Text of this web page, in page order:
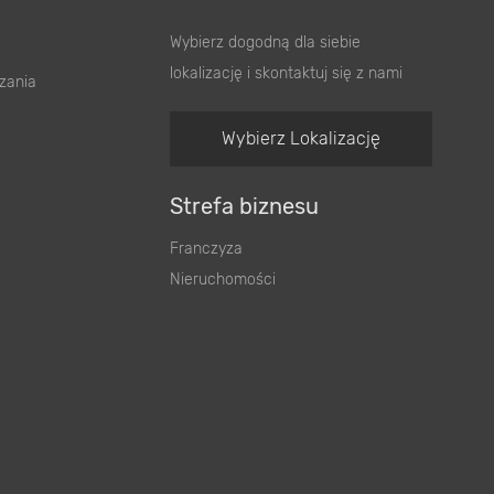
Wybierz dogodną dla siebie
lokalizację i skontaktuj się z nami
Wybierz Lokalizację
Strefa biznesu
Franczyza
Nieruchomości